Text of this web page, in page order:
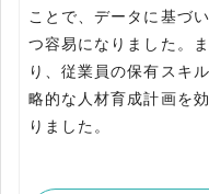
ことで、データに基づ
つ容易になりました。
り、従業員の保有スキ
略的な人材育成計画を
りました。